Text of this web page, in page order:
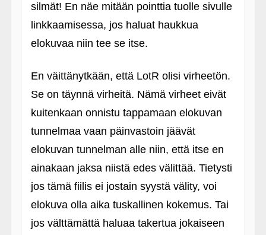
silmät! En näe mitään pointtia tuolle sivulle
linkkaamisessa, jos haluat haukkua
elokuvaa niin tee se itse.
En väittänytkään, että LotR olisi virheetön.
Se on täynnä virheitä. Nämä virheet eivät
kuitenkaan onnistu tappamaan elokuvan
tunnelmaa vaan päinvastoin jäävät
elokuvan tunnelman alle niin, että itse en
ainakaan jaksa niistä edes välittää. Tietysti
jos tämä fiilis ei jostain syystä välity, voi
elokuva olla aika tuskallinen kokemus. Tai
jos välttämättä haluaa takertua jokaiseen